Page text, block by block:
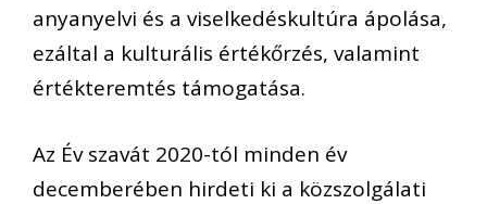
anyanyelvi és a viselkedéskultúra ápolása,
ezáltal a kulturális értékőrzés, valamint
értékteremtés támogatása.
Az Év szavát 2020-tól minden év
decemberében hirdeti ki a közszolgálati